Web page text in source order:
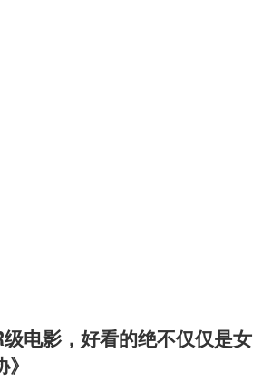
级电影，好看的绝不仅仅是女